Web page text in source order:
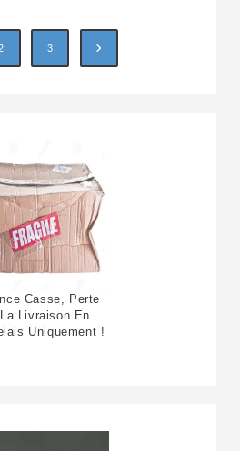
3
Casse, Perte
Livraison En
Uniquement !